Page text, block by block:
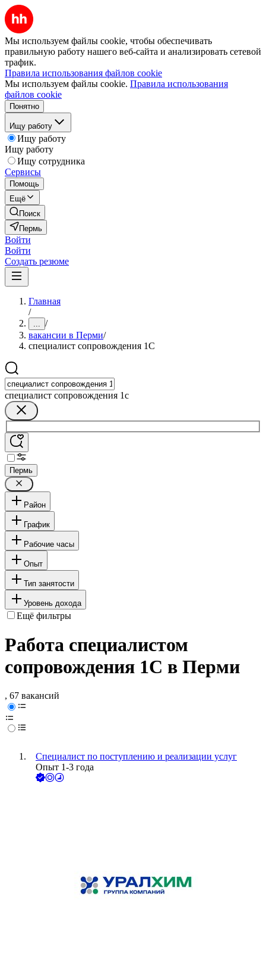
Мы используем файлы cookie, чтобы обеспечивать
правильную работу нашего веб-сайта и анализировать сетевой
трафик.
Правила использования файлов cookie
Мы используем файлы cookie. Правила использования
файлов cookie
Понятно
Ищу работу
Ищу работу
Ищу работу
Ищу сотрудника
Сервисы
Помощь
Ещё
Поиск
Пермь
Войти
Войти
Создать резюме
Главная
/
... /
вакансии в Перми/
специалист сопровождения 1С
специалист сопровождения 1с
Пермь
Район
График
Рабочие часы
Опыт
Тип занятости
Уровень дохода
Ещё фильтры
Работа специалистом
сопровождения 1С в Перми
, 67 вакансий
Специалист по поступлению и реализации услуг
Опыт 1-3 года